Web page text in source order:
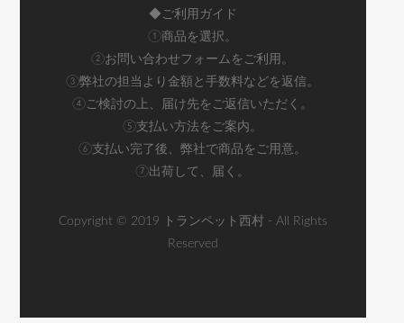
◆ご利用ガイド
①商品を選択。
②お問い合わせフォームをご利用。
③弊社の担当より金額と手数料などを返信。
④ご検討の上、届け先をご返信いただく。
⑤支払い方法をご案内。
⑥支払い完了後、弊社で商品をご用意。
⑦出荷して、届く。
Copyright © 2019 トランペット西村 - All Rights
Reserved